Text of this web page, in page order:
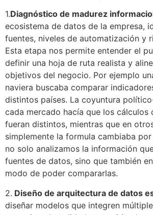
1.Diagnóstico de madurez
ecosistema de datos de la empresa,
fuentes, niveles de automatización y
Esta etapa nos permite entender el
definir una hoja de ruta realista y
objetivos del negocio. Por ejemplo
naviera buscaba comparar
distintos países. La coyuntura
cada mercado hacía que los cálculos
fueran distintos, mientras que en
simplemente la formula cambiaba
no solo analizamos la información
fuentes de datos, sino que también
modo de poder compararlas.
2. Diseño de arquitectura de datos
diseñar modelos que integren